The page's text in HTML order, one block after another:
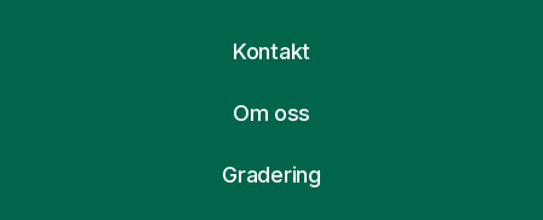
Kontakt
Om oss
Gradering